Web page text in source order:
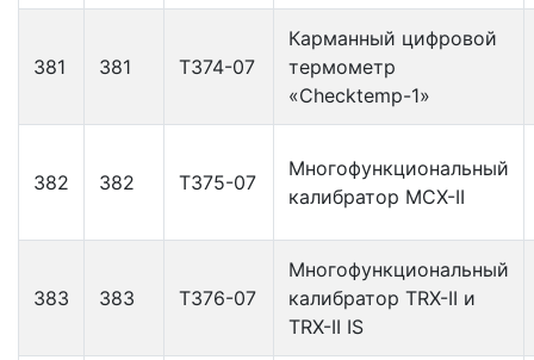
381 381 Т374-07
Карманный цифровой
термометр
«Checktemp-1»
382 382 Т375-07
Многофункциональный
калибратор МСХ-II
383 383 Т376-07
Многофункциональный
калибратор TRX-II и
TRX-II IS